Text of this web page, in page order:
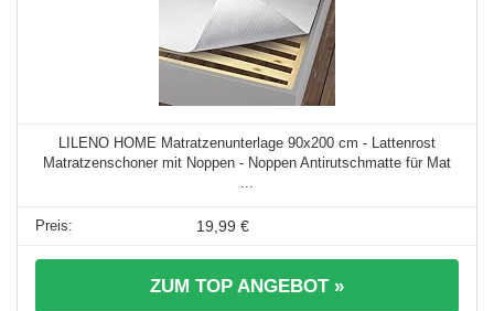
LILENO HOME Matratzenunterlage 90x200 cm - Lattenrost
Matratzenschoner mit Noppen - Noppen Antirutschmatte für Mat
...
19,99 €
ZUM TOP ANGEBOT »